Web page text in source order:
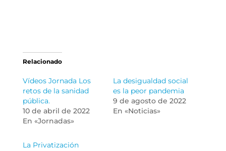
Relacionado
Vídeos Jornada Los
retos de la sanidad
pública.
10 de abril de 2022
En «Jornadas»
La desigualdad social
es la peor pandemia
9 de agosto de 2022
En «Noticias»
La Privatización